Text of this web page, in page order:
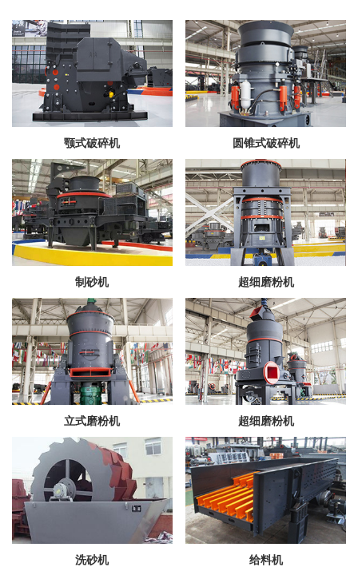
颚式破碎机 圆锥式破碎机
制砂机 超细磨粉机
立式磨粉机 超细磨粉机
洗砂机 给料机